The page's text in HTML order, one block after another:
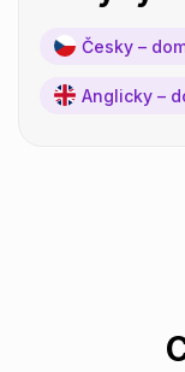
Česky –
Anglicky –